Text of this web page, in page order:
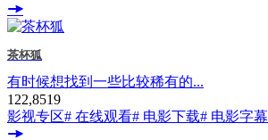
茶杯狐
有时候想找到一些比较稀有的...
122,8519
影视专区# 在线观看# 电影下载# 电影字幕